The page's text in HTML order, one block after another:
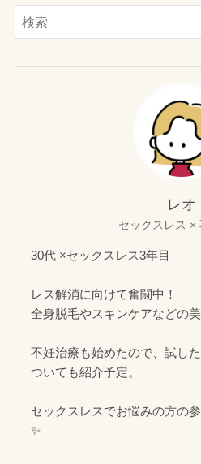
レオ
セックスレス ×
30代 ×セックスレス3年目
レス解消に向けて奮闘中！
全身脱毛やスキンケアなどの
不妊治療も始めたので、試し
ついても紹介予定。
セックスレスでお悩みの方の
✨